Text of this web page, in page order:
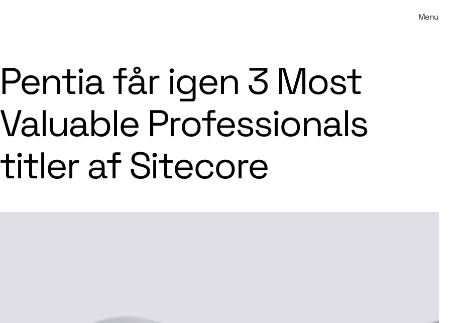
Menu
Pentia får igen 3 Most
Valuable Professionals
titler af Sitecore